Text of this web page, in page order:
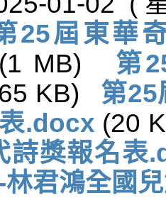
25屆東華
(1 MB) 第
KB) 第25
.docx (20
詩獎報名表
林君鴻全國